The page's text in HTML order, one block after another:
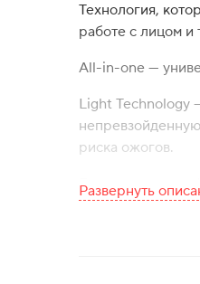
Технология,
работе с лицом и
All-in-one —
Light Technology
риска ожогов.
Frequency rate —
каждого
Развернуть